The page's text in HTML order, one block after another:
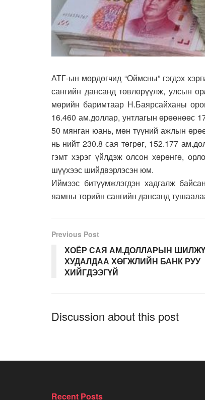
АТГ-ын мөрдөгчид “Оймсны” гэгдэх
сангийн дансанд төвлөрүүлж, улсын
мөрийн баримтаар Н.Баярсайханы
16.460 ам.доллар, унтлагын өрөөнөөс
50 мянган юань, мөн түүний ажлын
нь нийт 230.8 сая төгрөг, 152.177
гэмт хэрэг үйлдэж олсон хөрөнгө,
шүүхээс шийдвэрлэсэн юм.
Иймээс битүүмжлэгдэн хадгалж
яамны төрийн сангийн дансанд
Previous Post
ХОЁР САЯ АМ.ДОЛЛАРЫН
ХУДАЛДАА ХӨГЖЛИЙН БАНК РУУ
ХИЙГДЭЭГҮЙ
Discussion about this post
Recent Posts